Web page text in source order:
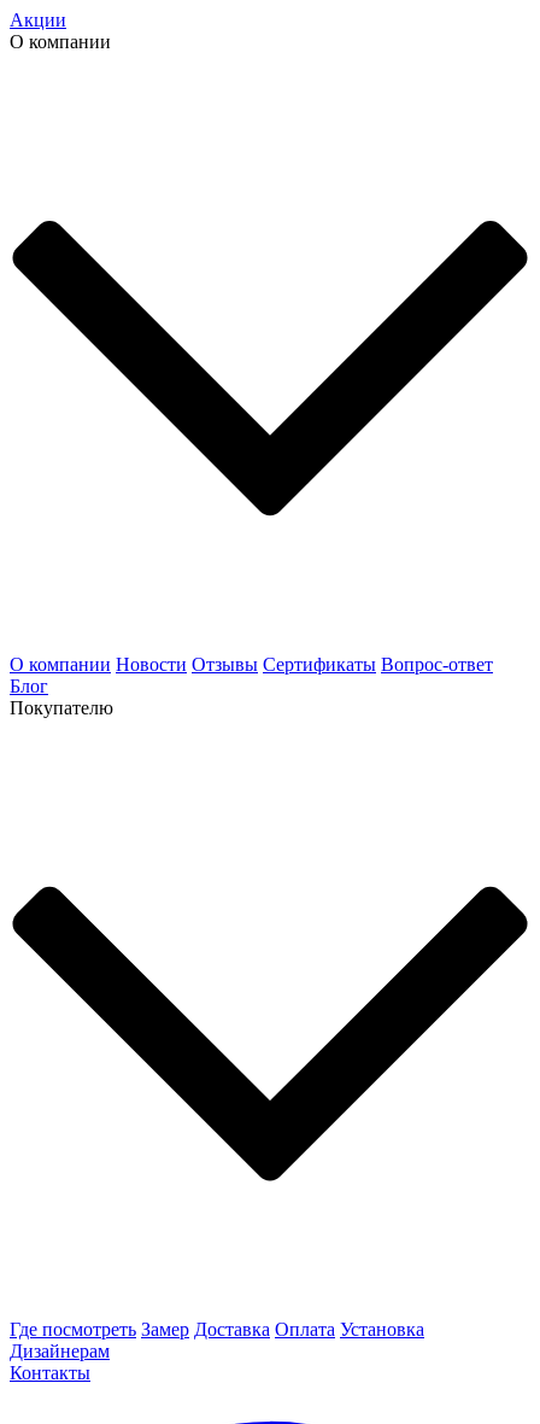
Акции
О компании
О компании Новости Отзывы Сертификаты Вопрос-ответ
Блог
Покупателю
Где посмотреть Замер Доставка Оплата Установка
Дизайнерам
Контакты